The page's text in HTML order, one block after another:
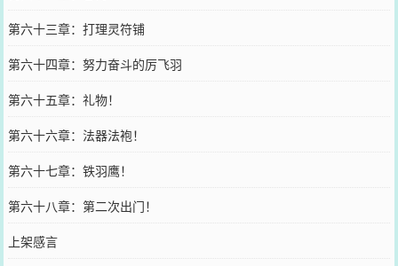
第六十三章：打理灵符铺
第六十四章：努力奋斗的厉飞羽
第六十五章：礼物！
第六十六章：法器法袍！
第六十七章：铁羽鹰！
第六十八章：第二次出门！
上架感言